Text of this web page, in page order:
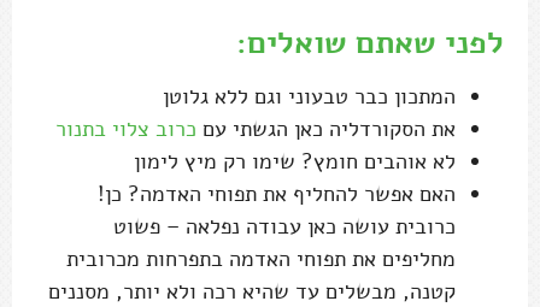
לפני שאתם שואלים:
המתכון כבר טבעוני וגם ללא גלוטן
את הסקורדליה כאן הגשתי עם כרוב צלוי בתנור
לא אוהבים חומץ? שימו רק מיץ לימון
האם אפשר להחליף את תפוחי האדמה? כן!
כרובית עושה כאן עבודה נפלאה – פשוט
מחליפים את תפוחי האדמה בתפרחות מכרובית
קטנה, מבשלים עד שהיא רכה ולא יותר, מסננים